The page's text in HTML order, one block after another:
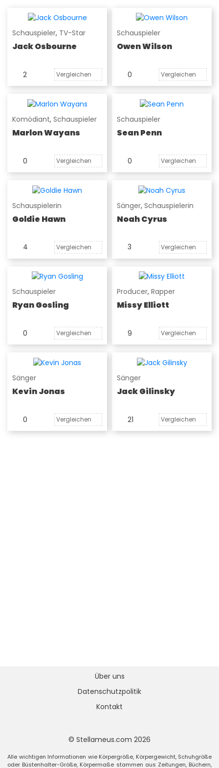
Schauspieler, TV-Star
Jack Osbourne
2 Vergleichen
Schauspieler
Owen Wilson
0 Vergleichen
Komödiant, Schauspieler
Marlon Wayans
0 Vergleichen
Schauspieler
Sean Penn
0 Vergleichen
Schauspielerin
Goldie Hawn
4 Vergleichen
Sänger, Schauspielerin
Noah Cyrus
3 Vergleichen
Schauspieler
Ryan Gosling
0 Vergleichen
Producer, Rapper
Missy Elliott
9 Vergleichen
Sänger
Kevin Jonas
0 Vergleichen
Sänger
Jack Gilinsky
21 Vergleichen
© Stellameus.com 2026
Über uns
Datenschutzpolitik
Kontakt
Alle wichtigen Informationen wie Körpergröße, Körpergewicht, Schuhgröße
oder Büstenhalter-Größe, Körpermaße stammen aus Zeitungen, Büchern,